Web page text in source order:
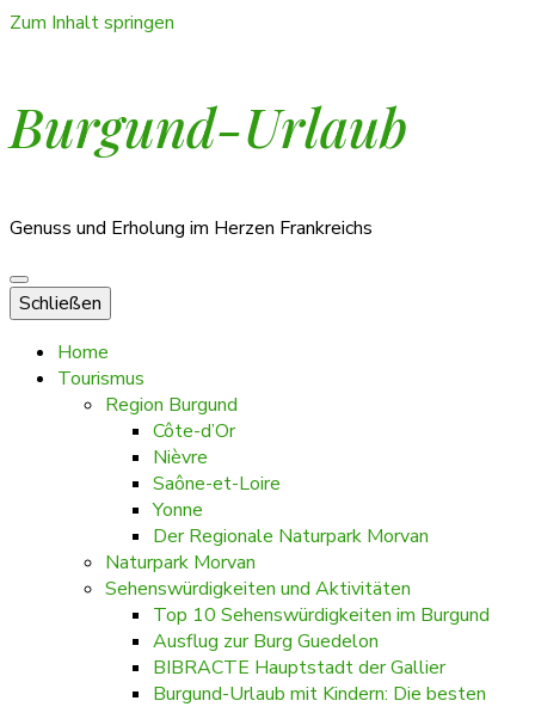
Zum Inhalt springen
Burgund-Urlaub
Genuss und Erholung im Herzen Frankreichs
Schließen
Home
Tourismus
Region Burgund
Côte-d’Or
Nièvre
Saône-et-Loire
Yonne
Der Regionale Naturpark Morvan
Naturpark Morvan
Sehenswürdigkeiten und Aktivitäten
Top 10 Sehenswürdigkeiten im Burgund
Ausflug zur Burg Guedelon
BIBRACTE Hauptstadt der Gallier
Burgund-Urlaub mit Kindern: Die besten